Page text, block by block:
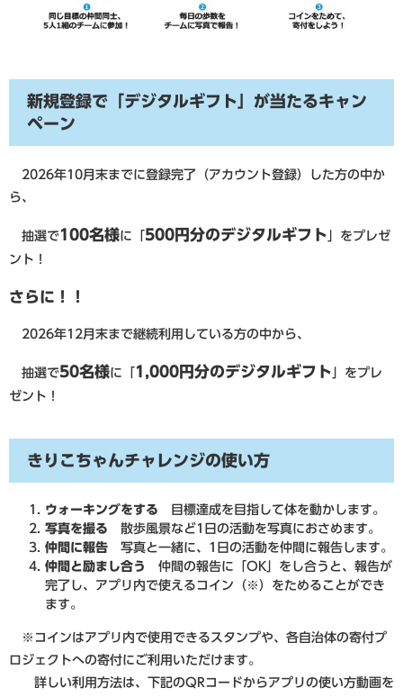
新規登録で「デジタルギフト」が当たるキャン
ペーン
2026年10月末までに登録完了（アカウント登録）した方の中か
ら、
抽選で100名様に「 500円分のデジタルギフト 」をプレゼ
ント！
さらに！！
2026年12月末まで継続利用している方の中から、
抽選で50名様に「 1,000円分のデジタルギフト 」をプレ
ゼント！
きりこちゃんチャレンジの使い方
ウォーキングをする 目標達成を目指して体を動かします。
写真を撮る 散歩風景など1日の活動を写真におさめます。
仲間に報告 写真と一緒に、1日の活動を仲間に報告します。
仲間と励まし合う
仲間の報告に「OK」をし合うと、報告が
完了し、アプリ内で使えるコイン（※）をためることができ
ます。
※コインはアプリ内で使用できるスタンプや、各自治体の寄付プ
ロジェクトへの寄付にご利用いただけます。
詳しい利用方法は、下記のQRコードからアプリの使い方動画を